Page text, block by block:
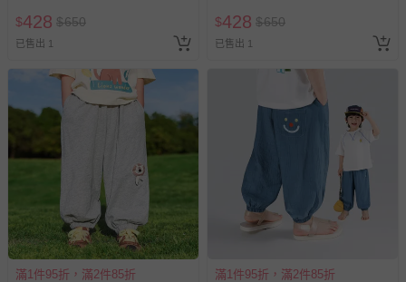
$428 $650
已售出 1
$428 $650
已售出 1
滿1件95折，滿2件85折 滿1件95折，滿2件85折